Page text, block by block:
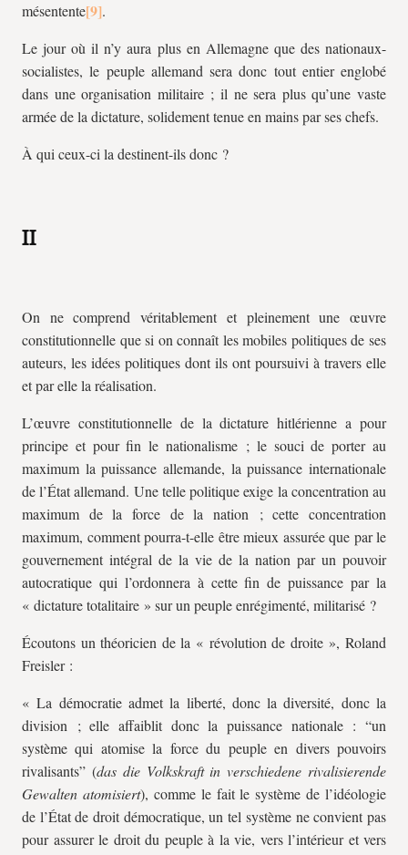
mésentente
.
Le jour où il n’y aura plus en Allemagne que des nationaux-
socialistes, le peuple allemand sera donc tout entier englobé
dans une organisation militaire ; il ne sera plus qu’une vaste
armée de la dictature, solidement tenue en mains par ses chefs.
À qui ceux-ci la destinent-ils donc ?
II
On ne comprend véritablement et pleinement une œuvre
constitutionnelle que si on connaît les mobiles politiques de ses
auteurs, les idées politiques dont ils ont poursuivi à travers elle
et par elle la réalisation.
L’œuvre constitutionnelle de la dictature hitlérienne a pour
principe et pour fin le nationalisme ; le souci de porter au
maximum la puissance allemande, la puissance internationale
de l’État allemand. Une telle politique exige la concentration au
maximum de la force de la nation ; cette concentration
maximum, comment pourra-t-elle être mieux assurée que par le
gouvernement intégral de la vie de la nation par un pouvoir
autocratique qui l’ordonnera à cette fin de puissance par la
« dictature totalitaire » sur un peuple enrégimenté, militarisé ?
Écoutons un théoricien de la « révolution de droite », Roland
Freisler :
« La démocratie admet la liberté, donc la diversité, donc la
division ; elle affaiblit donc la puissance nationale : “un
système qui atomise la force du peuple en divers pouvoirs
rivalisants” (das die Volkskraft in verschiedene rivalisierende
Gewalten atomisiert), comme le fait le système de l’idéologie
de l’État de droit démocratique, un tel système ne convient pas
pour assurer le droit du peuple à la vie, vers l’intérieur et vers